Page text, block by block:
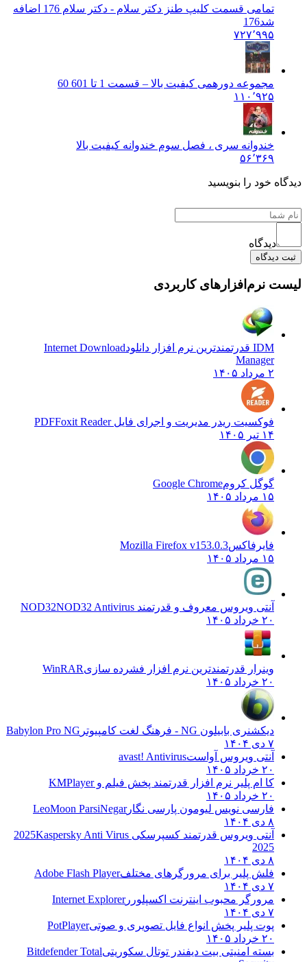
تمامی قسمت کلیپ طنز دکتر سلام - دکتر سلام 176 اضافه
شد176
۷۲۷٬۹۹۵
مجموعه دورهمی کیفیت بالا – قسمت 1 تا 60
1 60
۱۱۰٬۹۲۵
خندوانه سری ، فصل سوم خندوانه کیفیت بالا
۵۶٬۳۶۹
دیدگاه خود را بنویسید
دیدگاه
ثبت دیدگاه
لیست نرم‌افزارهای کاربردی
IDM قدرتمندترین نرم افزار دانلود
Internet Download
Manager
۲ مرداد ۱۴۰۵
فوکسیت ریدر مدیریت و اجرای فایل PDFFoxit Reader
۱۴ تیر ۱۴۰۵
گوگل کرومGoogle Chrome
۱۵ مرداد ۱۴۰۵
فایرفاکسMozilla Firefox v153.0.3
۱۵ مرداد ۱۴۰۵
آنتی ویروس معروف و قدرتمند NOD32 NOD32 Antivirus
۲۰ خرداد ۱۴۰۵
وینرار قدرتمندترین نرم افزار فشرده سازیWinRAR
۲۰ خرداد ۱۴۰۵
دیکشنری بابیلون NG - فرهنگ لغت کامپیوتر
Babylon Pro NG
۷ دی ۱۴۰۴
آنتی ویروس آواستavast! Antivirus
۲۰ خرداد ۱۴۰۵
کا ام پلیر نرم افزار قدرتمند پخش فیلم وKMPlayer
۲۰ خرداد ۱۴۰۵
فارسی نویس لیومون پارسی نگارLeoMoon ParsiNegar
۸ دی ۱۴۰۴
آنتی ویروس قدرتمند کسپرسکی 2025 Kaspersky Anti Virus
2025
۸ دی ۱۴۰۴
فلش پلیر برای مرورگرهای مختلفAdobe Flash Player
۷ دی ۱۴۰۴
مرورگر محبوب اینترنت اکسپلوررInternet Explorer
۷ دی ۱۴۰۴
پوت پلیر پخش انواع فایل تصویری و صوتیPotPlayer
۲۰ خرداد ۱۴۰۵
بسته امنیتی بیت دیفندر توتال سکوریتیBitdefender Total